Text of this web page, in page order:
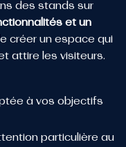
des stands sur
et un
créer un espace qui
attire les visiteurs.
à vos objectifs
particulière au